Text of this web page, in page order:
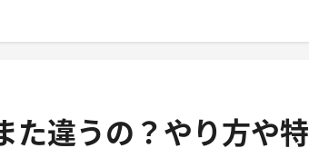
た違うの？やり方や特